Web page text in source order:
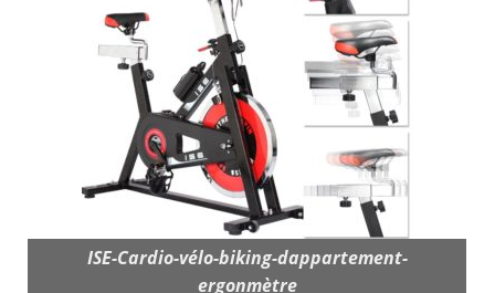
ISE-Cardio-vélo-biking-dappartement-
ergonmètre